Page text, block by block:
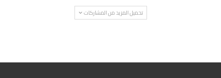
تحميل المزيد من المشاركات